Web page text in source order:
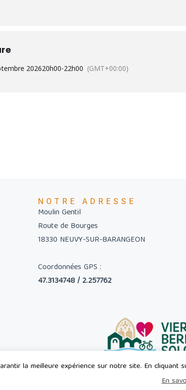
202620h00-22h00 (GMT+00:00)
NOTRE ADRESSE
Moulin Gentil
Route de Bourges
18330 NEUVY-SUR-BARANGEON
Coordonnées GPS :
47.3134748 / 2.257762
© 2023 - Le Site de la Maison de l'Eau -
la meilleure expérience sur notre site. En cliquant
En